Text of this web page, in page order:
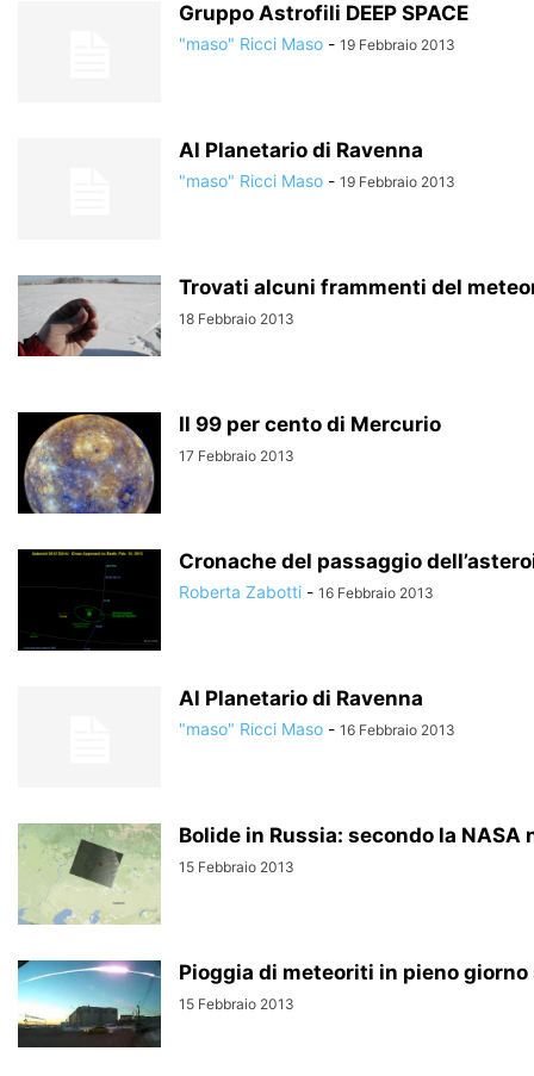
Gruppo Astrofili DEEP SPACE
"maso" Ricci Maso - 19 Febbraio 2013
Al Planetario di Ravenna
"maso" Ricci Maso - 19 Febbraio 2013
Trovati alcuni frammenti del
18 Febbraio 2013
Il 99 per cento di Mercurio
17 Febbraio 2013
Cronache del passaggio
Roberta Zabotti - 16 Febbraio 2013
Al Planetario di Ravenna
"maso" Ricci Maso - 16 Febbraio 2013
Bolide in Russia: secondo la NASA
15 Febbraio 2013
Pioggia di meteoriti in pieno
15 Febbraio 2013